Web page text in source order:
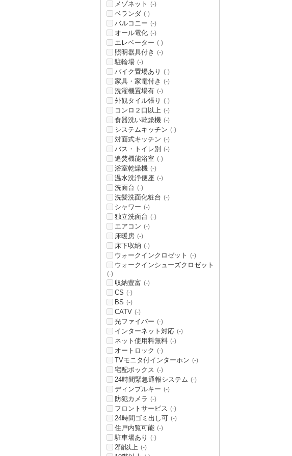
メゾネット (-)
ベランダ (-)
バルコニー (-)
オール電化 (-)
エレベーター (-)
照明器具付き (-)
駐輪場 (-)
バイク置場あり (-)
家具・家電付き (-)
洗濯機置場有 (-)
外観タイル張り (-)
コンロ２口以上 (-)
食器洗い乾燥機 (-)
システムキッチン (-)
対面式キッチン (-)
バス・トイレ別 (-)
追焚機能浴室 (-)
浴室乾燥機 (-)
温水洗浄便座 (-)
洗面台 (-)
洗髪洗面化粧台 (-)
シャワー (-)
独立洗面台 (-)
エアコン (-)
床暖房 (-)
床下収納 (-)
ウォークインクロゼット (-)
ウォークインシューズクロゼット
(-)
収納豊富 (-)
CS (-)
BS (-)
CATV (-)
光ファイバー (-)
インターネット対応 (-)
ネット使用料無料 (-)
オートロック (-)
TVモニタ付インターホン (-)
宅配ボックス (-)
24時間緊急通報システム (-)
ディンプルキー (-)
防犯カメラ (-)
フロントサービス (-)
24時間ゴミ出し可 (-)
住戸内覧可能 (-)
駐車場あり (-)
2階以上 (-)